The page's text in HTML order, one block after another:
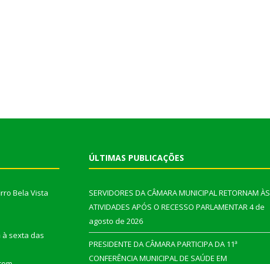
Bela Vista
sexta das
ÚLTIMAS PUBLICAÇÕES
SERVIDORES DA CÂMARA MUNICIPAL RETORNAM ÀS
ATIVIDADES APÓS O RECESSO PARLAMENTAR4 de
agosto de 2026
PRESIDENTE DA CÂMARA PARTICIPA DA 11ª
CONFERÊNCIA MUNICIPAL DE SAÚDE EM